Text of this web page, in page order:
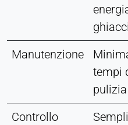
Manutenzione
tempi
pulizia
Controllo